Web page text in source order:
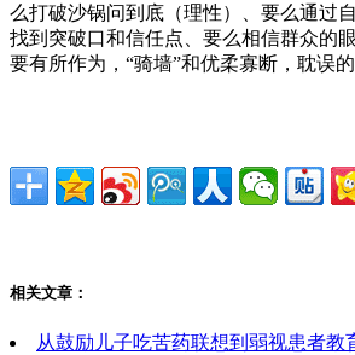
么打破沙锅问到底（理性）、要么通过
找到突破口和信任点、要么相信群众的
要有所作为，“骑墙”和优柔寡断，耽误
相关文章：
从鼓励儿子吃苦药联想到弱视患者教